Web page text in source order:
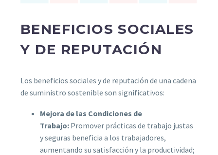
BENEFICIOS SOCIALES
Y DE REPUTACIÓN
Los beneficios sociales y de reputación de una cadena
de suministro sostenible son significativos:
Mejora de las Condiciones de
Trabajo: Promover prácticas de trabajo justas
y seguras beneficia a los trabajadores,
aumentando su satisfacción y la productividad;